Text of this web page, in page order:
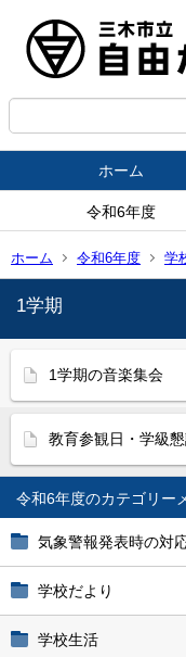
ホーム
令和6年度
ホーム 令和6年度 学
令和6年度
気象警報発表時の対
学校だより
学校生活
1学期
1学期の音楽集会
教育参観日・学級